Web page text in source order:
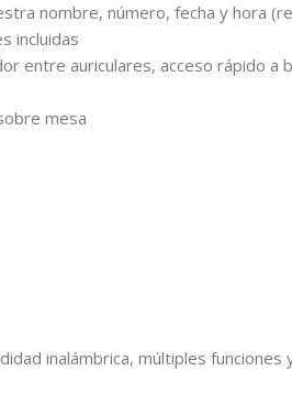
nombre, número, fecha y hora
incluidas
entre auriculares, acceso rápido
mesa
inalámbrica, múltiples